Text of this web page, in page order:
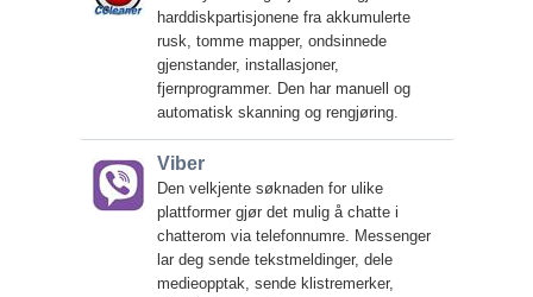
harddiskpartisjonene fra akkumulerte
rusk, tomme mapper, ondsinnede
gjenstander, installasjoner,
fjernprogrammer. Den har manuell og
automatisk skanning og rengjøring.
Viber
Den velkjente søknaden for ulike
plattformer gjør det mulig å chatte i
chatterom via telefonnumre. Messenger
lar deg sende tekstmeldinger, dele
medieopptak, sende klistremerker,